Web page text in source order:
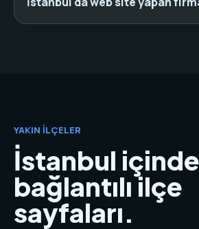
YAKIN İLÇELER
İstanbul
bağlantılı ilçe
sayfaları.